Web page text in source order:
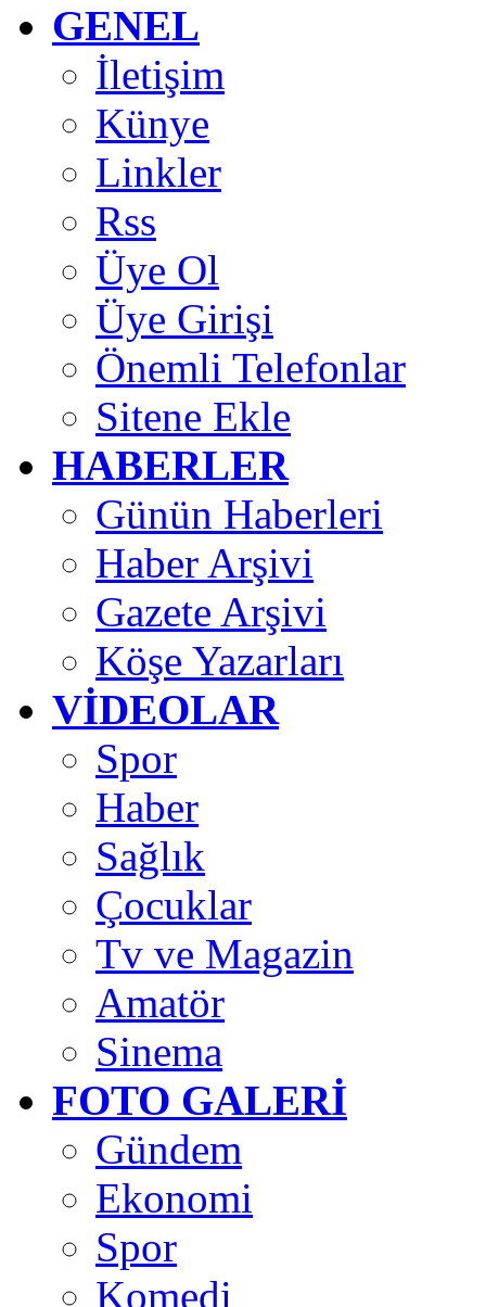
GENEL
İletişim
Künye
Linkler
Rss
Üye Ol
Üye Girişi
Önemli Telefonlar
Sitene Ekle
HABERLER
Günün Haberleri
Haber Arşivi
Gazete Arşivi
Köşe Yazarları
VİDEOLAR
Spor
Haber
Sağlık
Çocuklar
Tv ve Magazin
Amatör
Sinema
FOTO GALERİ
Gündem
Ekonomi
Spor
Komedi